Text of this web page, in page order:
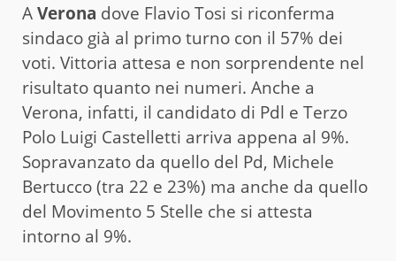
AVerona dove Flavio Tosi si riconferma
sindaco già al primo turno con il 57% dei
voti. Vittoria attesa e non sorprendente nel
risultato quanto nei numeri. Anche a
Verona, infatti, il candidato di Pdl e Terzo
Polo Luigi Castelletti arriva appena al 9%.
Sopravanzato da quello del Pd, Michele
Bertucco (tra 22 e 23%) ma anche da quello
del Movimento 5 Stelle che si attesta
intorno al 9%.